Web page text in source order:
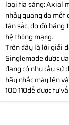
loại tia sáng: Axial
nhảy quang đa mốt
tán sắc, do đó băng
hệ thống mạng.
Trên đây là lời giải
Singlemode được
đang có nhu cầu sử
hãy nhấc máy lên
100 110để được tư